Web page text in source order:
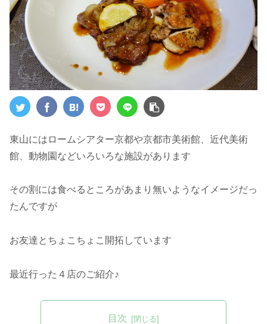
東山にはロームシアター京都や京都市美術館、近代美術
館、動物園などいろいろな施設があります
その割には食べるところがあまり無いようなイメージだっ
たんですが
お友達とちょこちょこ開拓しています
最近行った４店のご紹介♪
目次